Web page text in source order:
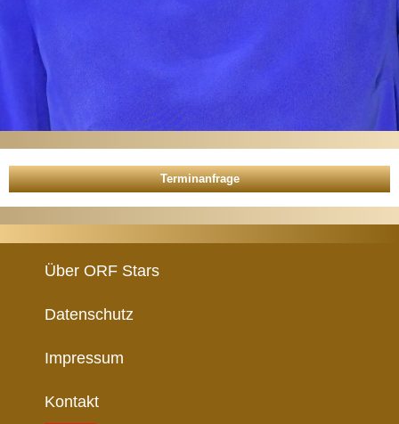
Über ORF Stars
Datenschutz
Impressum
Kontakt